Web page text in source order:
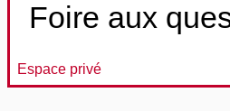
Foire aux
Espace privé